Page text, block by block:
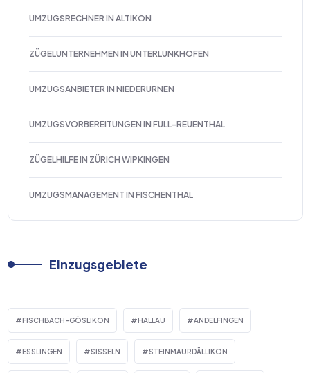
UMZUGSRECHNER IN ALTIKON
ZÜGELUNTERNEHMEN IN UNTERLUNKHOFEN
UMZUGSANBIETER IN NIEDERURNEN
UMZUGSVORBEREITUNGEN IN FULL-REUENTHAL
ZÜGELHILFE IN ZÜRICH WIPKINGEN
UMZUGSMANAGEMENT IN FISCHENTHAL
Einzugsgebiete
FISCHBACH-GÖSLIKON HALLAU ANDELFINGEN
ESSLINGEN SISSELN STEINMAURDÄLLIKON